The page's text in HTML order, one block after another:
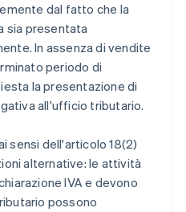
dal fatto che la
sia presentata
In assenza di vendite
periodo di
la presentazione di
all'ufficio tributario.
sensi dell'articolo 18(2)
alternative: le attività
IVA e devono
possono